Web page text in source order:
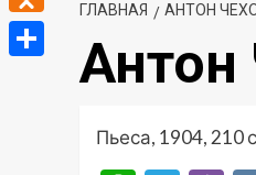
ГЛАВНАЯ АНТОН
Пьеса, 1904, 210
Odnoklassniki
Отправить